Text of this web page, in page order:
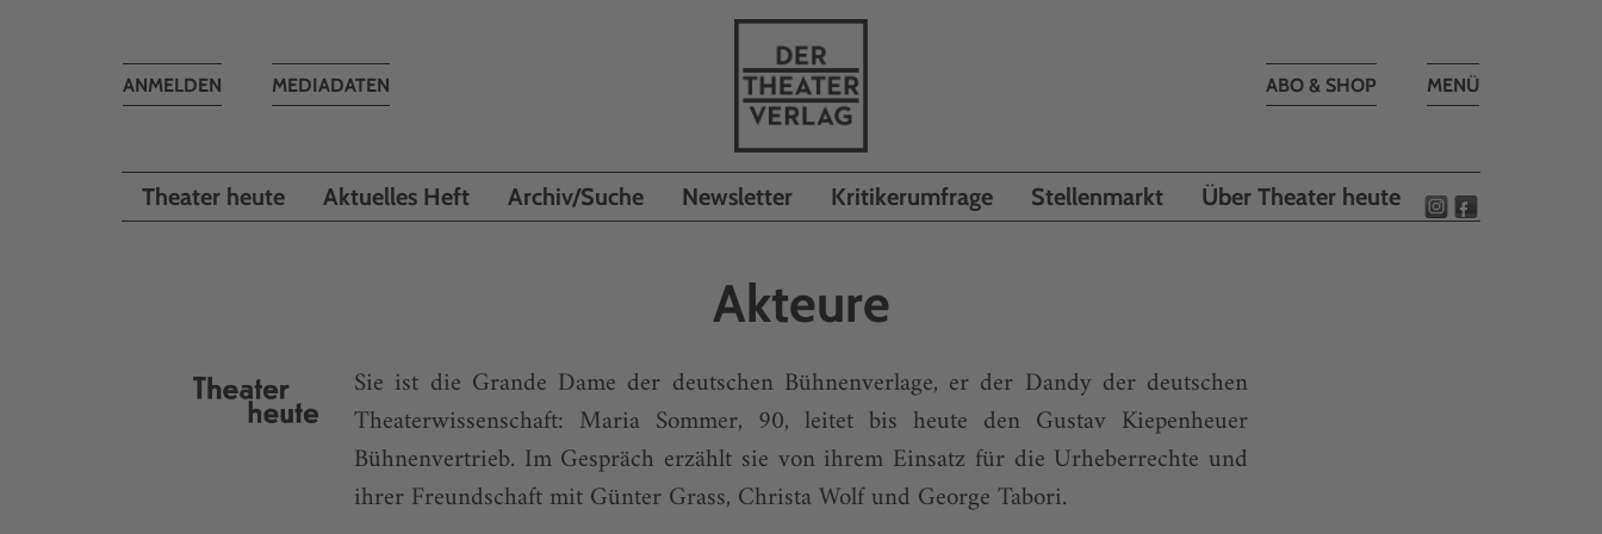
Toggle
MENÜ
ABO & SHOP
MEDIADATEN
Toggle
ANMELDEN
Theater heute Aktuelles Heft Archiv/Suche Newsletter Kritikerumfrage Stellenmarkt Über Theater heute
Akteure
Sie ist die Grande Dame der deutschen Bühnenverlage, er der Dandy der deutschen
Theaterwissenschaft: Maria Sommer, 90, leitet bis heute den Gustav Kiepenheuer
Bühnenvertrieb. Im Gespräch erzählt sie von ihrem Einsatz für die Urheberrechte und
ihrer Freundschaft mit Günter Grass, Christa Wolf und George Tabori.